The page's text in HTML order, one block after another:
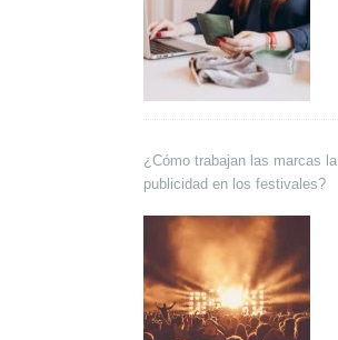
¿Cómo trabajan las marcas la
publicidad en los festivales?